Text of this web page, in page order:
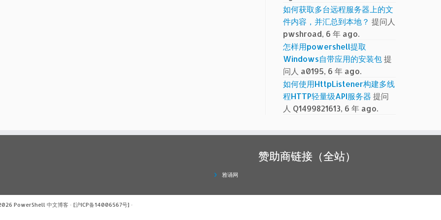
如何获取多台远程服务器上的文
件内容，并汇总到本地？ 提问人
pwshroad, 6 年 ago.
怎样用powershell提取
Windows自带应用的安装包提
问人 a0195, 6 年 ago.
如何使用HttpListener构建多线
程HTTP轻量级API服务器 提问
人 Q1499821613, 6 年 ago.
赞助商链接（全站）
雅诵网
PowerShell 中文博客 · [沪ICP备14006567号] ·